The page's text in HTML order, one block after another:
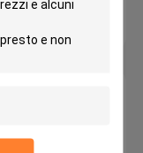
Bronzo
1994 del